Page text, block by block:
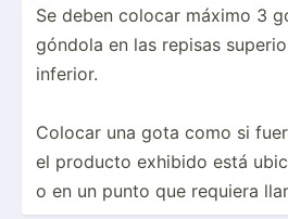
Se deben colocar máximo 3
góndola en las repisas
inferior.
Colocar una gota como si
el producto exhibido está
o en un punto que requiera